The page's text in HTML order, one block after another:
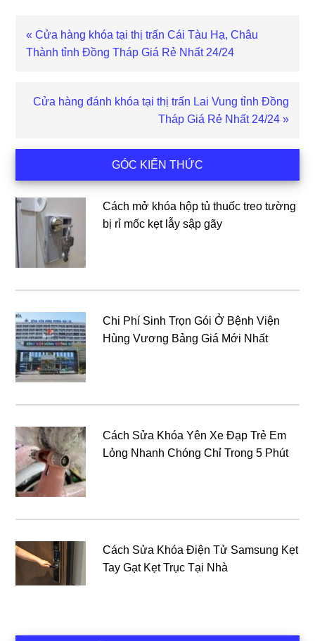
Bài
viết
« Cửa hàng khóa tại thị trấn Cái Tàu Hạ, Châu
Thành tỉnh Đồng Tháp Giá Rẻ Nhất 24/24
Bài
Cửa hàng đánh khóa tại thị trấn Lai Vung tỉnh Đồng
Tháp Giá Rẻ Nhất 24/24 »
chính
GÓC KIẾN THỨC
Cách mở khóa hộp tủ thuốc treo tường
bị rỉ mốc kẹt lẫy sập gãy
Chi Phí Sinh Trọn Gói Ở Bệnh Viện
Hùng Vương Bảng Giá Mới Nhất
Cách Sửa Khóa Yên Xe Đạp Trẻ Em
Lỏng Nhanh Chóng Chỉ Trong 5 Phút
Cách Sửa Khóa Điện Tử Samsung Kẹt
Tay Gạt Kẹt Trục Tại Nhà